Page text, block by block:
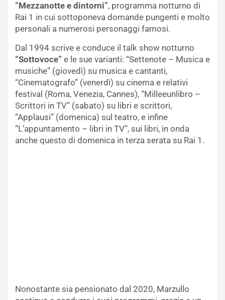
“Mezzanotte e dintorni”, programma notturno di
Rai 1 in cui sottoponeva domande pungenti e molto
personali a numerosi personaggi famosi.
Dal 1994 scrive e conduce il talk show notturno
“Sottovoce” e le sue varianti: “Settenote – Musica e
musiche” (giovedì) su musica e cantanti,
“Cinematografo” (venerdì) su cinema e relativi
festival (Roma, Venezia, Cannes), “Milleeunlibro –
Scrittori in TV” (sabato) su libri e scrittori,
“Applausi” (domenica) sul teatro, e infine
“L’appuntamento – libri in TV”, sui libri, in onda
anche questo di domenica in terza serata su Rai 1.
Nonostante sia pensionato dal 2020, Marzullo